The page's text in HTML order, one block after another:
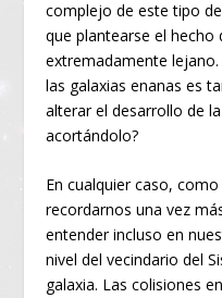
complejo de este tipo
que plantearse el
extremadamente
las galaxias enanas es
alterar el desarrollo de
acortándolo?
En cualquier caso,
recordarnos una vez
entender incluso en
nivel del vecindario del
galaxia. Las colisiones